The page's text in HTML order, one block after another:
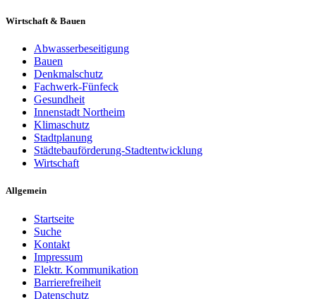
Wirtschaft & Bauen
Abwasserbeseitigung
Bauen
Denkmalschutz
Fachwerk-Fünfeck
Gesundheit
Innenstadt Northeim
Klimaschutz
Stadtplanung
Städtebauförderung-Stadtentwicklung
Wirtschaft
Allgemein
Startseite
Suche
Kontakt
Impressum
Elektr. Kommunikation
Barrierefreiheit
Datenschutz